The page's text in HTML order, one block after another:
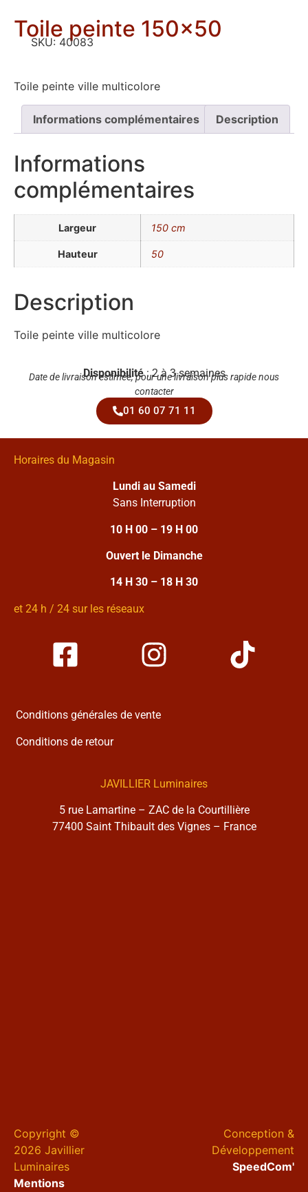
Toile peinte 150×50
SKU: 40083
Toile peinte ville multicolore
Informations complémentaires Description
Informations
complémentaires
Largeur 150 cm
Hauteur 50
Description
Toile peinte ville multicolore
Disponibilité: 2 à 3 semaines
Date de livraison estimée, pour une livraison plus rapide nous
contacter
01 60 07 71 11
Horaires du Magasin
Lundi au Samedi
Sans Interruption
10 H 00 – 19 H 00
Ouvert le Dimanche
14 H 30 – 18 H 30
et 24 h / 24 sur les réseaux
Conditions générales de vente
Conditions de retour
JAVILLIER Luminaires
5 rue Lamartine – ZAC de la Courtillière
77400 Saint Thibault des Vignes – France
Copyright ©
2026 Javillier
Luminaires
Mentions
Conception &
Développement
SpeedCom'